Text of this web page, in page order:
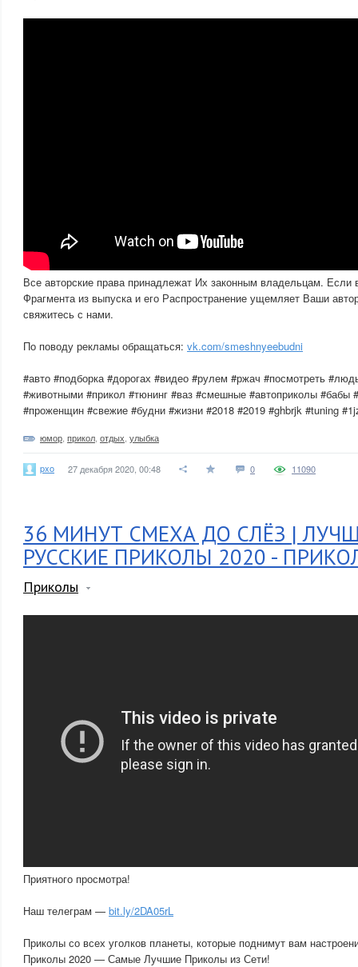
Все авторские права принадлежат Их законным владельцам. Если
Фрагмента из выпуска и его Распространение ущемляет Ваши
свяжитесь с нами.
По поводу рекламы обращаться: vk.com/smeshnyeebudni
#авто #подборка #дорогах #видео #рулем #ржач #посмотреть
#животными #прикол #тюнинг #ваз #смешные #автоприколы #бабы
#проженщин #свежие #будни #жизни #2018 #2019 #ghbrjk #tuning
юмор прикол отдых улыбка
pxo 27 декабря 2020, 00:48 0 11090
36 МИНУТ СМЕХА ДО СЛЁЗ |
РУССКИЕ ПРИКОЛЫ 2020 -
Приколы
Приятного просмотра!
Наш телеграм — bit.ly/2DA05rL
Приколы со всех уголков планеты, которые поднимут вам
Приколы 2020 — Самые Лучшие Приколы из Сети!